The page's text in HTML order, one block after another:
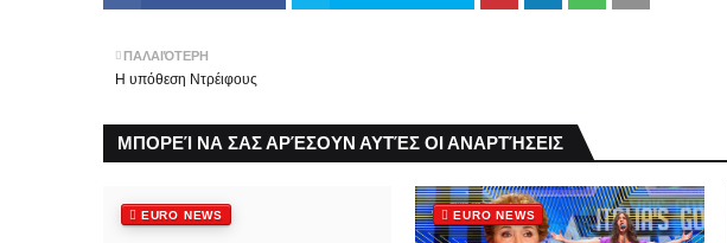
ΠΑΛΑΙΌΤΕΡΗ
Η υπόθεση Ντρέιφους
ΜΠΟΡΕΊ ΝΑ ΣΑΣ ΑΡΈΣΟΥΝ ΑΥΤΈΣ ΟΙ ΑΝΑΡΤΉΣΕΙΣ
EURO NEWS EURO NEWS